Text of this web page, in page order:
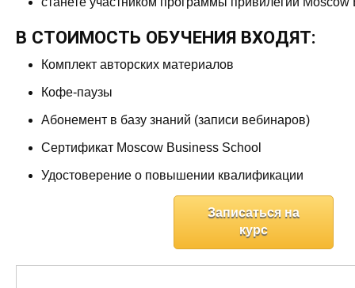
В СТОИМОСТЬ ОБУЧЕНИЯ ВХОДЯТ:
Комплект авторских материалов
Кофе-паузы
Абонемент в базу знаний (записи вебинаров)
Сертификат Moscow Business School
Удостоверение о повышении квалификации
Записаться на
курс